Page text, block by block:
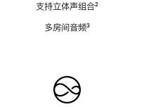
支持立体声组合脚
²
多房间音频脚
³